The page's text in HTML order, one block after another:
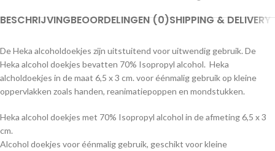
BESCHRIJVINGBEOORDELINGEN (0)SHIPPING & DELIVERY
De Heka alcoholdoekjes zijn uitstuitend voor uitwendig gebruik. De
Heka alcohol doekjes bevatten 70% Isopropyl alcohol. Heka
alcholdoekjes in de maat 6,5 x 3 cm. voor éénmalig gebruik op kleine
oppervlakken zoals handen, reanimatiepoppen en mondstukken.
Heka alcohol doekjes met 70% Isopropyl alcohol in de afmeting 6,5 x 3
cm.
Alcohol doekjes voor éénmalig gebruik, geschikt voor kleine